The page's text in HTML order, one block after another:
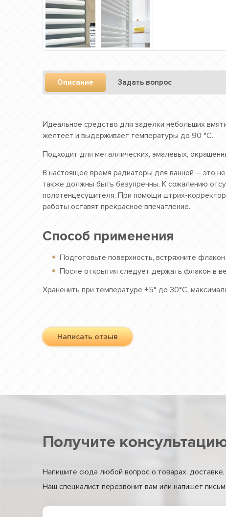
Описание Задать вопрос
Идеальное средство для заделки небольших
желтеет и выдерживает температуры до 90 °C.
Подходит для металлических, эмалевых,
В настоящее время радиаторы для ванной – это
также должны быть безупречны. К сожалению
полотенцесушителя. При помощи штрих-
работы оставят прекрасное впечатление.
Способ применения
Подготовьте поверхность, встряхните
После открытия следует держать флакон в
Храненить при температуре +5° до 30°C,
Написать отзыв
Получите
Напишите сюда любой вопрос о товарах, доставке,
Наш специалист перезвонит вам или напишет